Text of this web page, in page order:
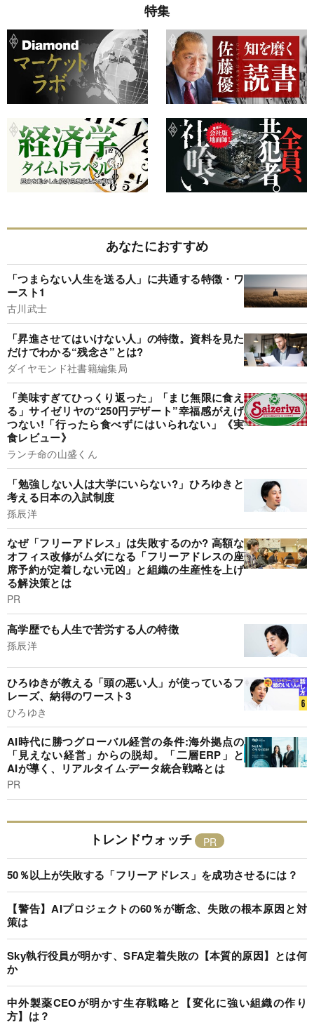
特集
あなたにおすすめ
「つまらない人生を送る人」に共通する特徴・ワ
ースト1
古川武士
「昇進させてはいけない人」の特徴。資料を見た
だけでわかる“残念さ”とは?
ダイヤモンド社書籍編集局
「美味すぎてひっくり返った」「まじ無限に食え
る」サイゼリヤの“250円デザート”幸福感がえげ
つない!「行ったら食べずにはいられない」《実
食レビュー》
ランチ命の山盛くん
「勉強しない人は大学にいらない?」ひろゆきと
考える日本の入試制度
孫辰洋
なぜ「フリーアドレス」は失敗するのか? 高額な
オフィス改修がムダになる「フリーアドレスの座
席予約が定着しない元凶」と組織の生産性を上げ
る解決策とは
PR
高学歴でも人生で苦労する人の特徴
孫辰洋
ひろゆきが教える「頭の悪い人」が使っているフ
レーズ、納得のワースト3
ひろゆき
AI時代に勝つグローバル経営の条件:海外拠点の
「見えない経営」からの脱却。「二層ERP」と
AIが導く、リアルタイム·データ統合戦略とは
PR
トレンドウォッチ
50％以上が失敗する「フリーアドレス」を成功させるには？
【警告】AIプロジェクトの60％が断念、失敗の根本原因と対
策は
Sky執行役員が明かす、SFA定着失敗の【本質的原因】とは何
か
中外製薬CEOが明かす生存戦略と【変化に強い組織の作り
方】は？